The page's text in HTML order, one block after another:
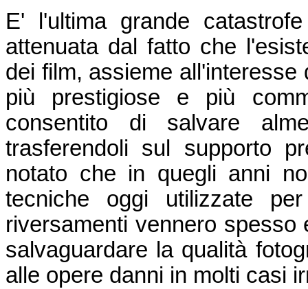
E' l'ultima grande
attenuata dal fatto che
dei film, assieme
più prestigiose e più
consentito di salvare
trasferendoli sul supporto
notato che in quegli anni
tecniche oggi utilizzate
riversamenti vennero
salvaguardare la qualità
alle opere danni in molti casi